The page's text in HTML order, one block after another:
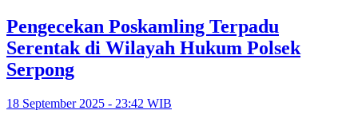
Pengecekan Poskamling Terpadu
Serentak di Wilayah Hukum Polsek
Serpong
18 September 2025 - 23:42 WIB